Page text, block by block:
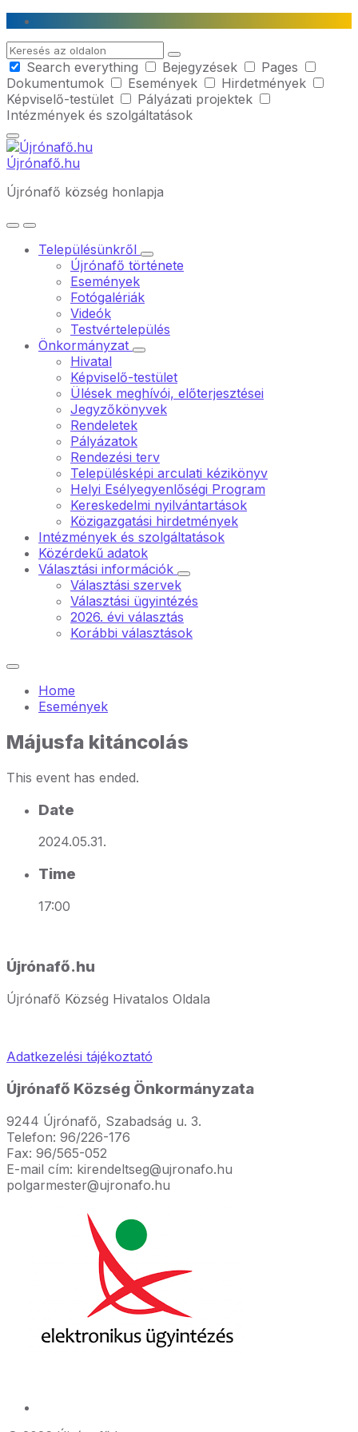
Skip
content
Skip
main
navigation
Skip
footer
Search
Search everything
Bejegyzések
Pages
Dokumentumok
Események
Hirdetmények
Képviselő-testület
Pályázati projektek
Intézmények és szolgáltatások
Újrónafő.hu
Újrónafő község honlapja
Településünkről
Újrónafő története
Események
Fotógalériák
Videók
Testvértelepülés
Önkormányzat
Hivatal
Képviselő-testület
Ülések meghívói, előterjesztései
Jegyzőkönyvek
Rendeletek
Pályázatok
Rendezési terv
Településképi arculati kézikönyv
Helyi Esélyegyenlőségi Program
Kereskedelmi nyilvántartások
Közigazgatási hirdetmények
Intézmények és szolgáltatások
Közérdekű adatok
Választási információk
Választási szervek
Választási ügyintézés
2026. évi választás
Korábbi választások
Home
Események
Májusfa kitáncolás
This event has ended.
Date
2024.05.31.
Time
17:00
Újrónafő.hu
Újrónafő Község Hivatalos Oldala
Adatkezelési tájékoztató
Újrónafő Község Önkormányzata
9244 Újrónafő, Szabadság u. 3.
Telefon: 96/226-176
Fax: 96/565-052
E-mail cím: kirendeltseg@ujronafo.hu
polgarmester@ujronafo.hu